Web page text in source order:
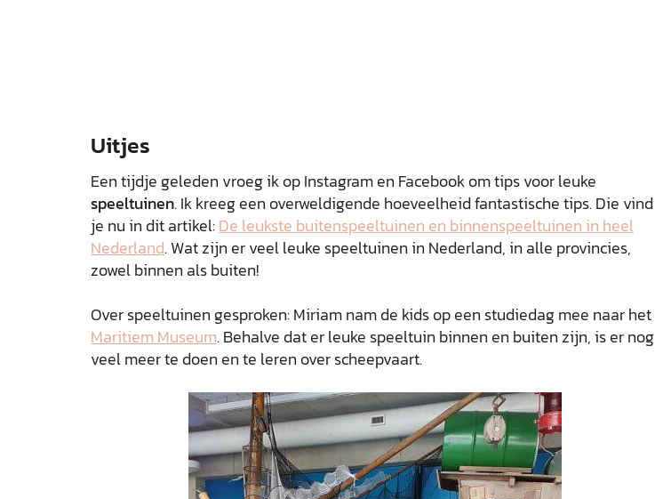
Uitjes
Een tijdje geleden vroeg ik op Instagram en Facebook om tips voor leuke
speeltuinen. Ik kreeg een overweldigende hoeveelheid fantastische tips. Die vind
je nu in dit artikel:De leukste buitenspeeltuinen en binnenspeeltuinen in heel
Nederland. Wat zijn er veel leuke speeltuinen in Nederland, in alle provincies,
zowel binnen als buiten!
Over speeltuinen gesproken: Miriam nam de kids op een studiedag mee naar het
Maritiem Museum. Behalve dat er leuke speeltuin binnen en buiten zijn, is er nog
veel meer te doen en te leren over scheepvaart.